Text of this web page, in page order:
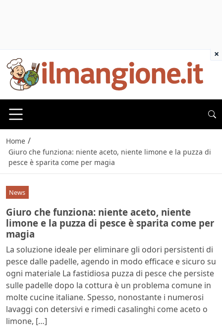
Home /
Giuro che funziona: niente aceto, niente limone e la puzza di
pesce è sparita come per magia
News
Giuro che funziona: niente aceto, niente
limone e la puzza di pesce è sparita come per
magia
La soluzione ideale per eliminare gli odori persistenti di
pesce dalle padelle, agendo in modo efficace e sicuro su
ogni materiale La fastidiosa puzza di pesce che persiste
sulle padelle dopo la cottura è un problema comune in
molte cucine italiane. Spesso, nonostante i numerosi
lavaggi con detersivi e rimedi casalinghi come aceto o
limone, […]
×